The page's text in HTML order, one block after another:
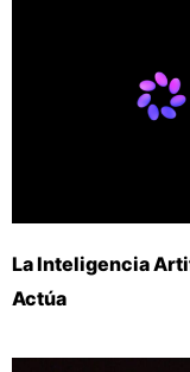
La Inteligencia
Actúa